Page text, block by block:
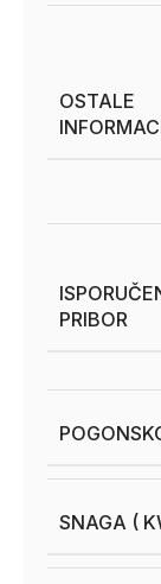
OSTALE
PRIBOR
SNAGA (